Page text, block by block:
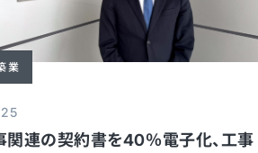
業
関連の契約書を40％電子化、工事